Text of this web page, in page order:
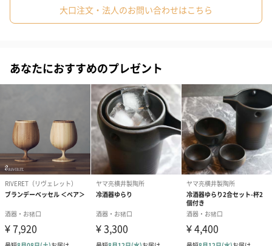
オンリーワンのジョッキ
か。
温かい飲み物も冷たい飲み物にも対応しており、ジョッキの二重
構造で保冷性と保温性の両方に長けています。 ジョッキ表面に飲
み物の温度が伝わらないので、温かい飲み物を入れてもジョッキ
が熱くなることはありません。 結露することもありませんので、
コースターなしで冷たいお飲み物をお楽しみいただけます。
大口注文・法人のお問い合わせはこちら
あなたにおすすめのプレゼント